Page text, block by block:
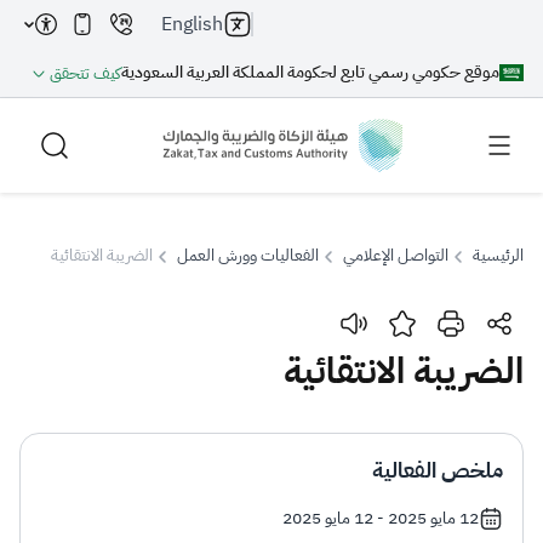
موقع حكومي رسمي تابع لحكومة المملكة العربية السعوديةكيف تتحقق
English
بحث
اقتراحات
الرئيسية التواصل الإعلامي الفعاليات وورش العمل الضريبة الانتقائية
الضريبة الانتقائية
ملخص الفعالية
12 مايو 2025 - 12 مايو 2025